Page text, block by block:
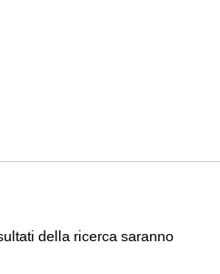
della ricerca saranno